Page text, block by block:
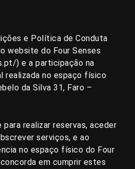
e Política de Conduta
website do Four Senses
) e a participação na
realizada no espaço físico
da Silva 31, Faro –
realizar reservas, aceder
serviços, e ao
no espaço físico do Four
em cumprir estes